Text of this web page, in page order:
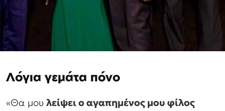
Λόγια γεμάτα πόνο
«Θα μου λείψει ο αγαπημένος μου φίλος